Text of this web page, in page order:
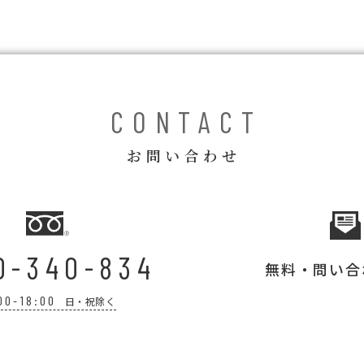
CONTACT
お問い合わせ
340-834
18:00 日・祝除く
無料・問い